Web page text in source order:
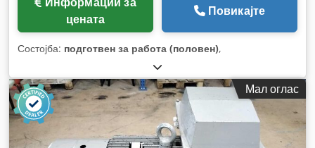
цената
Повикајте
Состојба: подготвен за работа (половен),
Мал оглас